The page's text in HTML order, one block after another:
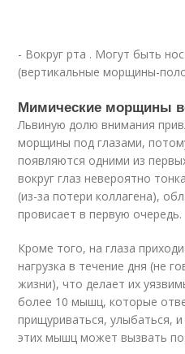
- Вокруг рта . Могут быть
(вертикальные морщины-
Мимические морщины
Львиную долю внимания
морщины под глазами,
появляются одними из
вокруг глаз невероятно
(из-за потери коллагена),
провисает в первую очередь.
Кроме того, на глаза
нагрузка в течение дня (не
жизни), что делает их
более 10 мышц, которые
прищуриваться, улыбаться,
этих мышц может вызвать